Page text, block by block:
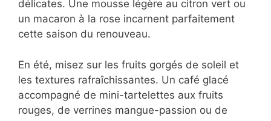
Adapter votre café gourmand idéeau fil des
saisons garantit fraîcheur et pertinence tout
convives réguliers.
Au printemps, privilégiez les saveurs fraîches
et florales. Les mignardises à la fraise, à la